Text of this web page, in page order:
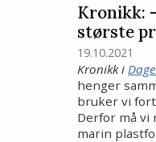
Kronikk:
største
19.10.2021
Kronikk i
henger
bruker vi
Derfor må vi
marin